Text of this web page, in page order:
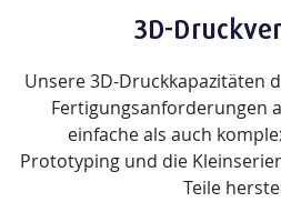
3D-
Unsere 3D-Druckkapazitäten
Fertigungsanforderungen
einfache als auch
Prototyping und die
Teile